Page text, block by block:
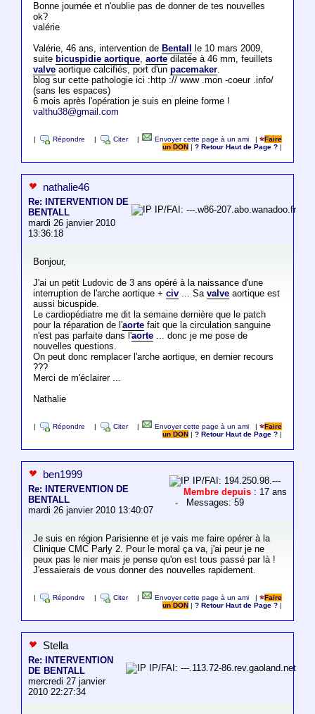
Bonne journée et n'oublie pas de donner de tes nouvelles
ok?
valérie
Valérie, 46 ans, intervention de Bentall
le 10 mars 2009,
suite bicuspidie aortique, aortedilatée à 46 mm, feuillets
valveaortique calcifiés, port d'un pacemaker.
blog sur cette pathologie ici :http :// www .mon -coeur .info/
(sans les espaces)
6 mois après l'opération je suis en pleine forme !
valthu38@gmail.com
Répondre Citer Envoyer cette page à un ami |
Faire
un DON
|? Retour Haut de Page ?
nathalie46
Re: INTERVENTION DE
BENTALL
mardi 26 janvier 2010
13:36:18
IP/FAI: ---.w86-207.abo.wanadoo.fr
Bonjour,
J'ai un petit Ludovic de 3 ans opéré à la naissance d'une
interruption de l'arche aortique + civ... Sa valveaortique est
aussi bicuspide.
Le cardiopédiatre me dit la semaine dernière que le patch
pour la réparation de l'aortefait que la circulation sanguine
n'est pas parfaite dans l'aorte... donc je me pose de
nouvelles questions.
On peut donc remplacer l'arche aortique, en dernier recours
???
Merci de m'éclairer ...
Nathalie
Répondre Citer Envoyer cette page à un ami |
Faire
un DON
|? Retour Haut de Page ?
ben1999
Re: INTERVENTION DE
BENTALL
mardi 26 janvier 2010 13:40:07
IP/FAI: 194.250.98.---
Membre depuis : 17 ans
- Messages: 59
Je suis en région Parisienne et je vais me faire opérer à la
Clinique CMC Parly 2. Pour le moral ça va, j'ai peur je ne
peux pas le nier mais je pense qu'on est tous passé par là !
J'essaierais de vous donner des nouvelles rapidement.
Répondre Citer Envoyer cette page à un ami |
Faire
un DON
|? Retour Haut de Page ?
Stella
Re: INTERVENTION
DE BENTALL
mercredi 27 janvier
2010 22:27:34
IP/FAI: ---.113.72-86.rev.gaoland.net